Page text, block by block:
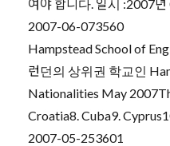
여야 합니다. 일시 :2007
2007-06-073560
Hampstead School of
런던의 상위권 학교인
Nationalities May
Croatia8. Cuba9.
2007-05-253601